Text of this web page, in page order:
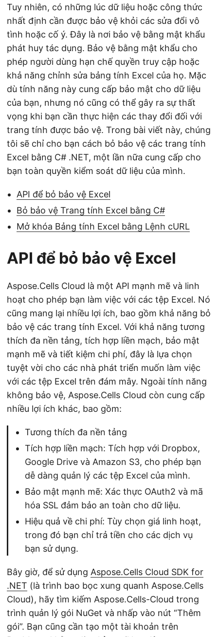
Tuy nhiên, có những lúc dữ liệu hoặc công thức
nhất định cần được bảo vệ khỏi các sửa đổi vô
tình hoặc cố ý. Đây là nơi bảo vệ bằng mật khẩu
phát huy tác dụng. Bảo vệ bằng mật khẩu cho
phép người dùng hạn chế quyền truy cập hoặc
khả năng chỉnh sửa bảng tính Excel của họ. Mặc
dù tính năng này cung cấp bảo mật cho dữ liệu
của bạn, nhưng nó cũng có thể gây ra sự thất
vọng khi bạn cần thực hiện các thay đổi đối với
trang tính được bảo vệ. Trong bài viết này, chúng
tôi sẽ chỉ cho bạn cách bỏ bảo vệ các trang tính
Excel bằng C# .NET, một lần nữa cung cấp cho
bạn toàn quyền kiểm soát dữ liệu của mình.
API để bỏ bảo vệ Excel
Bỏ bảo vệ Trang tính Excel bằng C#
Mở khóa Bảng tính Excel bằng Lệnh cURL
API để bỏ bảo vệ Excel
Aspose.Cells Cloud là một API mạnh mẽ và linh
hoạt cho phép bạn làm việc với các tệp Excel. Nó
cũng mang lại nhiều lợi ích, bao gồm khả năng bỏ
bảo vệ các trang tính Excel. Với khả năng tương
thích đa nền tảng, tích hợp liền mạch, bảo mật
mạnh mẽ và tiết kiệm chi phí, đây là lựa chọn
tuyệt vời cho các nhà phát triển muốn làm việc
với các tệp Excel trên đám mây. Ngoài tính năng
không bảo vệ, Aspose.Cells Cloud còn cung cấp
nhiều lợi ích khác, bao gồm:
Tương thích đa nền tảng
Tích hợp liền mạch: Tích hợp với Dropbox,
Google Drive và Amazon S3, cho phép bạn
dễ dàng quản lý các tệp Excel của mình.
Bảo mật mạnh mẽ: Xác thực OAuth2 và mã
hóa SSL đảm bảo an toàn cho dữ liệu.
Hiệu quả về chi phí: Tùy chọn giá linh hoạt,
trong đó bạn chỉ trả tiền cho các dịch vụ
bạn sử dụng.
Bây giờ, để sử dụng Aspose.Cells Cloud SDK for
.NET (là trình bao bọc xung quanh Aspose.Cells
Cloud), hãy tìm kiếm Aspose.Cells-Cloud trong
trình quản lý gói NuGet và nhấp vào nút “Thêm
gói”. Bạn cũng cần tạo một tài khoản trên